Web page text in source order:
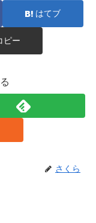
はてブ
ピー
さくら